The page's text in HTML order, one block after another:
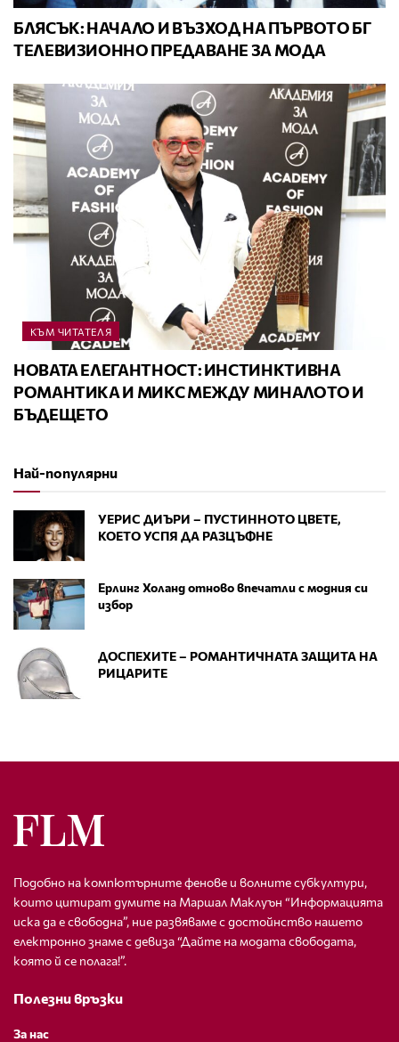
БЛЯСЪК: НАЧАЛО И ВЪЗХОД НА ПЪРВОТО БГ
ТЕЛЕВИЗИОННО ПРЕДАВАНЕ ЗА МОДА
КЪМ ЧИТАТЕЛЯ
НОВАТА ЕЛЕГАНТНОСТ: ИНСТИНКТИВНА
РОМАНТИКА И МИКС МЕЖДУ МИНАЛОТО И
БЪДЕЩЕТО
Най-популярни
УЕРИС ДИЪРИ – ПУСТИННОТО ЦВЕТЕ,
КОЕТО УСПЯ ДА РАЗЦЪФНЕ
Ерлинг Холанд отново впечатли с модния си
избор
ДОСПЕХИТЕ – РОМАНТИЧНАТА ЗАЩИТА НА
РИЦАРИТЕ
Подобно на компютърните фенове и волните субкултури,
които цитират думите на Маршал Маклуън “Информацията
иска да е свободна”, ние развяваме с достойнство нашето
електронно знаме с девиза “Дайте на модата свободата,
която й се полага!”.
Полезни връзки
За нас